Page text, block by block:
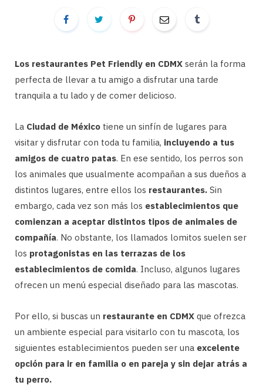
Los restaurantes Pet Friendly en CDMX serán la forma
perfecta de llevar a tu amigo a disfrutar una tarde
tranquila a tu lado y de comer delicioso.
La Ciudad de México tiene un sinfín de lugares para
visitar y disfrutar con toda tu familia, incluyendo a tus
amigos de cuatro patas. En ese sentido, los perros son
los animales que usualmente acompañan a sus dueños a
distintos lugares, entre ellos los restaurantes. Sin
embargo, cada vez son más los establecimientos que
comienzan a aceptar distintos tipos de animales de
compañía. No obstante, los llamados lomitos suelen ser
los protagonistas en las terrazas de los
establecimientos de comida. Incluso, algunos lugares
ofrecen un menú especial diseñado para las mascotas.
Por ello, si buscas un restaurante en CDMX que ofrezca
un ambiente especial para visitarlo con tu mascota, los
siguientes establecimientos pueden ser una excelente
opción para ir en familia o en pareja y sin dejar atrás a
tu perro.